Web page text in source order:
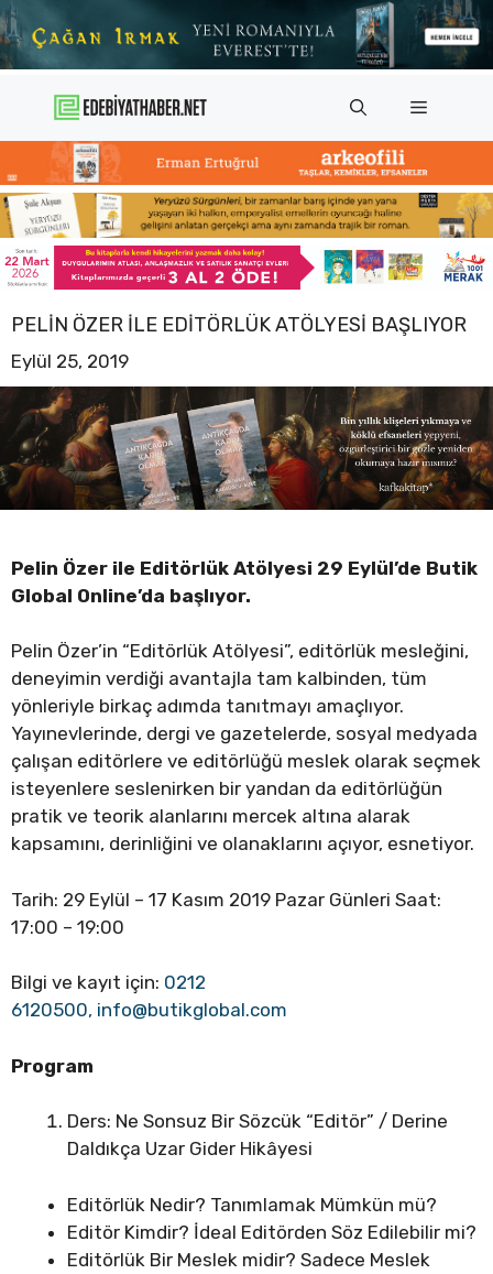
İçeriğe
atla
Menü
PELIN ÖZER ILE EDITÖRLÜK ATÖLYESI BAŞLIYOR
Eylül 25, 2019
Pelin Özer ile Editörlük Atölyesi 29 Eylül’de Butik
Global Online’da başlıyor.
Pelin Özer’in “Editörlük Atölyesi”, editörlük mesleğini,
deneyimin verdiği avantajla tam kalbinden, tüm
yönleriyle birkaç adımda tanıtmayı amaçlıyor.
Yayınevlerinde, dergi ve gazetelerde, sosyal medyada
çalışan editörlere ve editörlüğü meslek olarak seçmek
isteyenlere seslenirken bir yandan da editörlüğün
pratik ve teorik alanlarını mercek altına alarak
kapsamını, derinliğini ve olanaklarını açıyor, esnetiyor.
Tarih: 29 Eylül – 17 Kasım 2019 Pazar Günleri Saat:
17:00 – 19:00
Bilgi ve kayıt için: 0212
6120500, info@butikglobal.com
Program
Ders: Ne Sonsuz Bir Sözcük “Editör” / Derine
Daldıkça Uzar Gider Hikâyesi
Editörlük Nedir? Tanımlamak Mümkün mü?
Editör Kimdir? İdeal Editörden Söz Edilebilir mi?
Editörlük Bir Meslek midir? Sadece Meslek